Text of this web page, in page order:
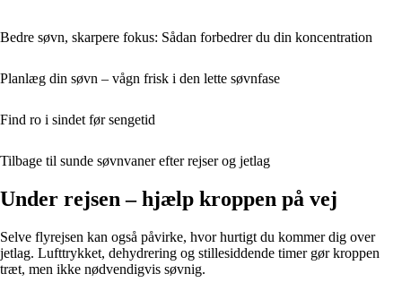
Bedre søvn, skarpere fokus: Sådan forbedrer du din koncentration
Planlæg din søvn – vågn frisk i den lette søvnfase
Find ro i sindet før sengetid
Tilbage til sunde søvnvaner efter rejser og jetlag
Under rejsen – hjælp kroppen på vej
Selve flyrejsen kan også påvirke, hvor hurtigt du kommer dig over
jetlag. Lufttrykket, dehydrering og stillesiddende timer gør kroppen
træt, men ikke nødvendigvis søvnig.